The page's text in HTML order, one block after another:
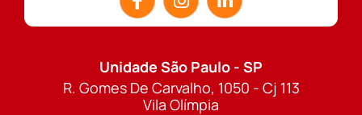
Unidade São Paulo - SP
R. Gomes De Carvalho, 1050 - Cj 113
Vila Olímpia